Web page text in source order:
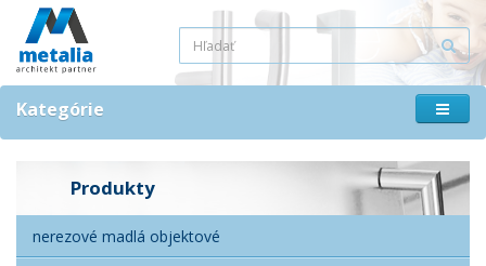
Kategórie
Produkty
nerezové madlá objektové